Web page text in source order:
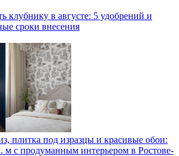
клубнику в августе: 5 удобрений и
сроки внесения
плитка под изразцы и красивые обои:
м с продуманным интерьером в Ростове-